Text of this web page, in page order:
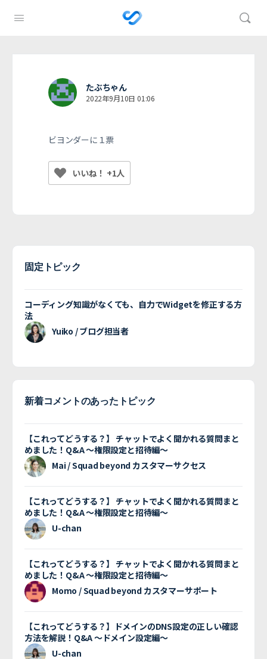
たぶちゃん
2022年9月10日 01:06
ビヨンダーに１票
いいね！ +1人
固定トピック
コーディング知識がなくても、自力でWidgetを修正する方
法
Yuiko / ブログ担当者
新着コメントのあったトピック
【これってどうする？】 チャットでよく聞かれる質問まと
めました！Q&A 〜権限設定と招待編〜
Mai / Squad beyond カスタマーサクセス
【これってどうする？】 チャットでよく聞かれる質問まと
めました！Q&A 〜権限設定と招待編〜
U-chan
【これってどうする？】 チャットでよく聞かれる質問まと
めました！Q&A 〜権限設定と招待編〜
Momo / Squad beyond カスタマーサポート
【これってどうする？】ドメインのDNS設定の正しい確認
方法を解説！Q&A 〜ドメイン設定編〜
U-chan